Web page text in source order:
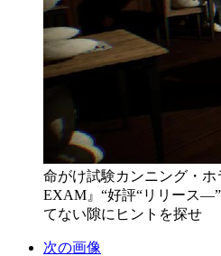
命がけ試験カンニング・ホ
EXAM』“好評“リリース
てない隙にヒントを探せ
次の画像